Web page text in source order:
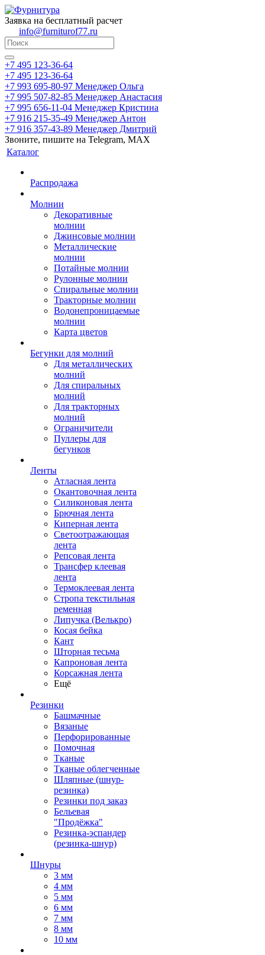
Заявка на бесплатный расчет
info@furniturof77.ru
+7 495 123-36-64
+7 495 123-36-64
+7 993 695-80-97 Менеджер Ольга
+7 995 507-82-85 Менеджер Анастасия
+7 995 656-11-04 Менеджер Кристина
+7 916 215-35-49 Менеджер Антон
+7 916 357-43-89 Менеджер Дмитрий
Звоните, пишите на Telegram, MAX
Каталог
Распродажа
Молнии
Декоративные
молнии
Джинсовые молнии
Металлические
молнии
Потайные молнии
Рулонные молнии
Спиральные молнии
Тракторные молнии
Водонепроницаемые
молнии
Карта цветов
Бегунки для молний
Для металлических
молний
Для спиральных
молний
Для тракторных
молний
Ограничители
Пуллеры для
бегунков
Ленты
Атласная лента
Окантовочная лента
Силиконовая лента
Брючная лента
Киперная лента
Светоотражающая
лента
Репсовая лента
Трансфер клеевая
лента
Термоклеевая лента
Стропа текстильная
ременная
Липучка (Велькро)
Косая бейка
Кант
Шторная тесьма
Капроновая лента
Корсажная лента
Ещё
Резинки
Башмачные
Вязаные
Перфорированные
Помочная
Тканые
Тканые облегченные
Шляпные (шнур-
резинка)
Резинки под заказ
Бельевая
"Продёжка"
Резинка-эспандер
(резинка-шнур)
Шнуры
3 мм
4 мм
5 мм
6 мм
7 мм
8 мм
10 мм